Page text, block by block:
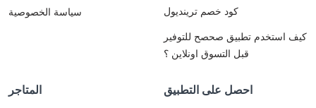
سياسة الخصوصية
كود خصم ترينديول
كيف استخدم تطبيق صحصح للتوفير
قبل التسوق اونلاين ؟
المتاجر احصل على التطبيق